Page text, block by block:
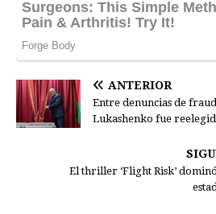
ANTERIOR
Entre denuncias de
Lukashenko fue
El thriller ‘Flight Risk’